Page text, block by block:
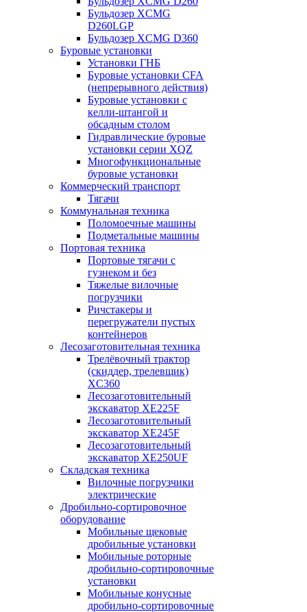
Бульдозер XCMG
D260LGP
Бульдозер XCMG D360
Буровые установки
Установки ГНБ
Буровые установки CFA
(непрерывного действия)
Буровые установки с
келли-штангой и
обсадным столом
Гидравлические буровые
установки серии XQZ
Многофункциональные
буровые установки
Коммерческий транспорт
Тягачи
Коммунальная техника
Поломоечные машины
Подметальные машины
Портовая техника
Портовые тягачи с
гузнеком и без
Тяжелые вилочные
погрузчики
Ричстакеры и
перегружатели пустых
контейнеров
Лесозаготовительная техника
Трелёвочный трактор
(скиддер, трелевщик)
XC360
Лесозаготовительный
экскаватор XE225F
Лесозаготовительный
экскаватор XE245F
Лесозаготовительный
экскаватор XE250UF
Складская техника
Вилочные погрузчики
электрические
Дробильно-сортировочное
оборудование
Мобильные щековые
дробильные установки
Мобильные роторные
дробильно-сортировочные
установки
Мобильные конусные
дробильно-сортировочные